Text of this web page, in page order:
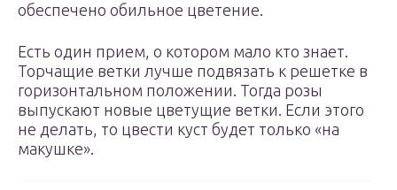
обеспечено обильное цветение.
Есть один прием, о котором мало кто знает.
Торчащие ветки лучше подвязать к решетке в
горизонтальном положении. Тогда розы
выпускают новые цветущие ветки. Если этого
не делать, то цвести куст будет только «на
макушке».